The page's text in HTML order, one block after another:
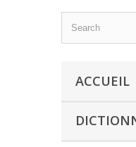
ACCUEIL